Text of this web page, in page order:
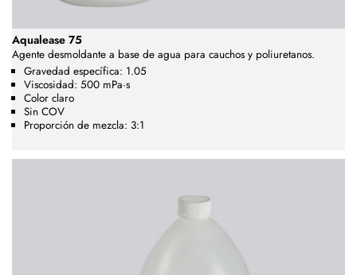
Aqualease 75
Agente desmoldante a base de agua para cauchos y poliuretanos.
Gravedad específica: 1.05
Viscosidad: 500 mPa·s
Color claro
Sin COV
Proporción de mezcla: 3:1